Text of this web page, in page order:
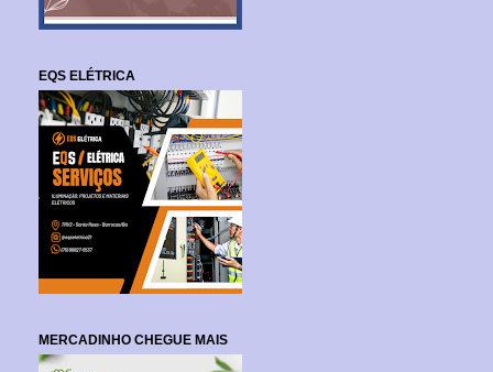
EQS ELÉTRICA
MERCADINHO CHEGUE MAIS